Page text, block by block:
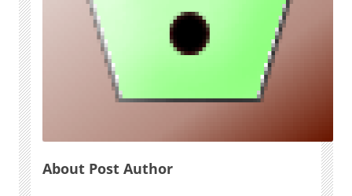
About Post Author